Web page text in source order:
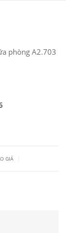
phòng A2.703
GIÁ